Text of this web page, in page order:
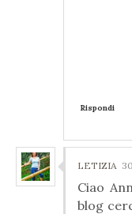
Rispondi
LETIZIA
Ciao
blog